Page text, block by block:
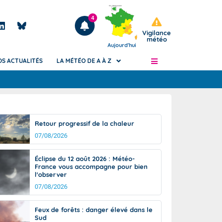
Articles
4
Aujourd'hui
Vigilance
météo
de
Phénomènes dangereux de J+2 à J+7
Avertissement pluies intenses à l'échelle
des communes (Apic)
Bulletins Marine
Bulletins d'estimation du risque
d'avalanche
Météo des forêts
Vigicrues
ACTUALITÉS LA MÉTÉO DE A À Z
Retour progressif de la chaleur
07/08/2026
Éclipse du 12 août 2026 : Météo-
France vous accompagne pour bien
l'observer
07/08/2026
Feux de forêts : danger élevé dans le
Sud